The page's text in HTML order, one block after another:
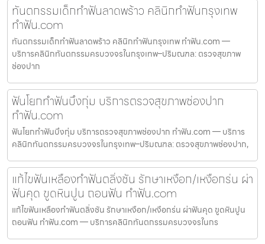
ทันตกรรมเด็กทำฟันลาดพร้าว คลินิกทำฟันกรุงเทพ
ทำฟัน.com
ทันตกรรมเด็กทำฟันลาดพร้าว คลินิกทำฟันกรุงเทพ ทำฟัน.com —
บริการคลินิกทันตกรรมครบวงจรในกรุงเทพ–ปริมณฑล: ตรวจสุขภาพ
ช่องปาก
ฟันโยกทำฟันบึงกุ่ม บริการตรวจสุขภาพช่องปาก
ทำฟัน.com
ฟันโยกทำฟันบึงกุ่ม บริการตรวจสุขภาพช่องปาก ทำฟัน.com — บริการ
คลินิกทันตกรรมครบวงจรในกรุงเทพ–ปริมณฑล: ตรวจสุขภาพช่องปาก,
แก้ไขฟันเหลืองทำฟันตลิ่งชัน รักษาเหงือก/เหงือกร่น ผ่า
ฟันคุด ขูดหินปูน ถอนฟัน ทำฟัน.com
แก้ไขฟันเหลืองทำฟันตลิ่งชัน รักษาเหงือก/เหงือกร่น ผ่าฟันคุด ขูดหินปูน
ถอนฟัน ทำฟัน.com — บริการคลินิกทันตกรรมครบวงจรในกร